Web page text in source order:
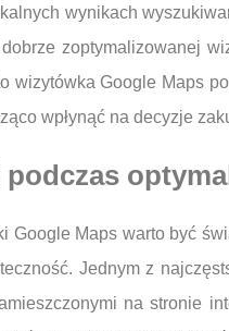
wynikach
zoptymalizowanej
wizytówka Google Maps
wpłynąć na decyzje
podczas
Google Maps warto być
Jednym z
na stronie